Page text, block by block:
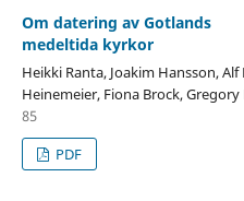
Om datering av Gotlands
medeltida kyrkor
Heikki Ranta, Joakim Hansson,
Heinemeier, Fiona Brock,
85
PDF